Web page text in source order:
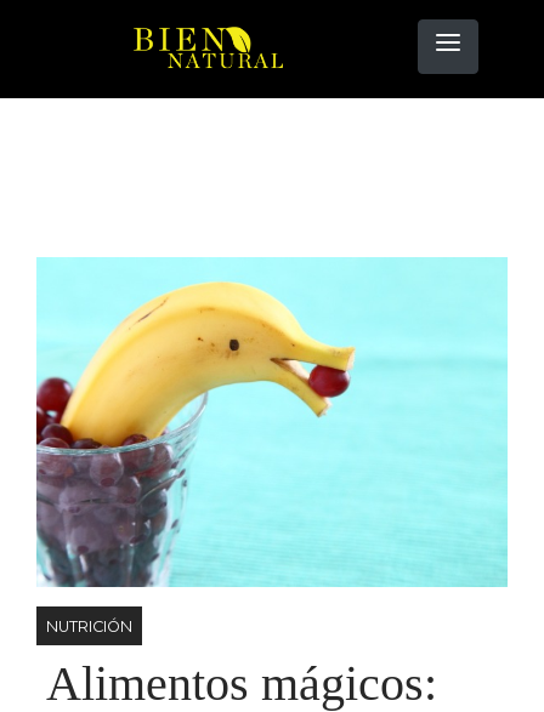
NUTRICIÓN
Alimentos mágicos: